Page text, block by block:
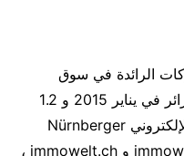
الرائدة في سوق
العقارات في ألمانيا مع 5.3 مليون زائر في يناير 2015 و 1.2
مليون عرض شهريًا. يمتلك الموقع الإلكتروني Nürnberger
Immowelt AG ، الذي يمتلك immowelt.at و immowelt.ch ،